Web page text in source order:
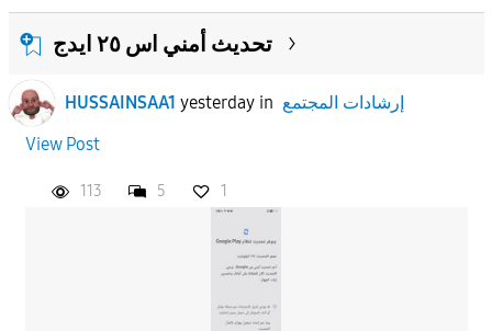
تحديث أمني اس ٢٥ ايدج
HUSSAINSAA1 yesterdayin إرشادات المجتمع
View Post
113 5 1